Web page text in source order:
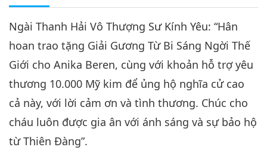
Ngài Thanh Hải Vô Thượng Sư Kính Yêu: “Hân
hoan trao tặng Giải Gương Từ Bi Sáng Ngời Thế
Giới cho Anika Beren, cùng với khoản hỗ trợ yêu
thương 10.000 Mỹ kim để ủng hộ nghĩa cử cao
cả này, với lời cảm ơn và tình thương. Chúc cho
cháu luôn được gia ân với ánh sáng và sự bảo hộ
từ Thiên Đàng”.